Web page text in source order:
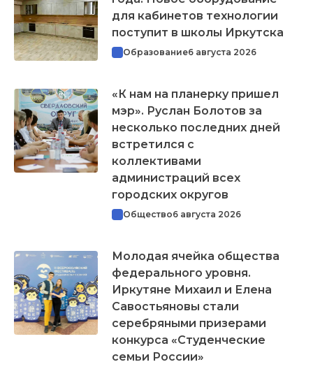
для кабинетов технологии
поступит в школы Иркутска
Образование6 августа 2026
«К нам на планерку пришел
мэр». Руслан Болотов за
несколько последних дней
встретился с
коллективами
администраций всех
городских округов
Общество6 августа 2026
Молодая ячейка общества
федерального уровня.
Иркутяне Михаил и Елена
Савостьяновы стали
серебряными призерами
конкурса «Студенческие
семьи России»